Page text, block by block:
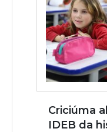
Criciúma
IDEB da